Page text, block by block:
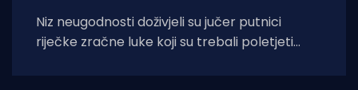
Niz neugodnosti doživjeli su jučer putnici
riječke zračne luke koji su trebali poletjeti